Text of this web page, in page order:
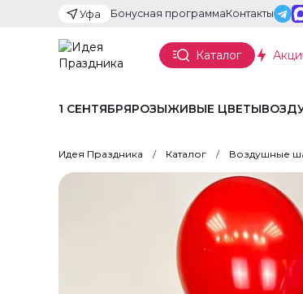
Уфа Бонусная программаКонтакты
Каталог
1 СЕНТЯБРЯРОЗЫЖИВЫЕ ЦВЕТЫ
Идея Праздника Каталог Воздушные